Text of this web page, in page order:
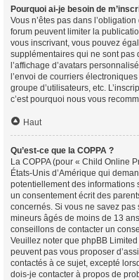
Pourquoi ai-je besoin de
Vous n’êtes pas dans
forum peuvent limiter la
vous inscrivant, vous pouvez
supplémentaires qui ne sont pas
l’affichage d’avatars
l’envoi de courriers
groupe d’utilisateurs, etc.
c’est pourquoi nous vous
Haut
Qu’est-ce que la COPPA ?
La COPPA (pour « Child Online
États-Unis d’Amérique qui
potentiellement des informations
un consentement écrit des
concernés. Si vous ne savez
mineurs âgés de moins de 13
conseillons de contacter un
Veuillez noter que phpBB
peuvent pas vous proposer
contactés à ce sujet, excepté
dois-je contacter à propos de